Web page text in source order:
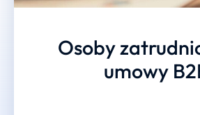
Osoby
umowy